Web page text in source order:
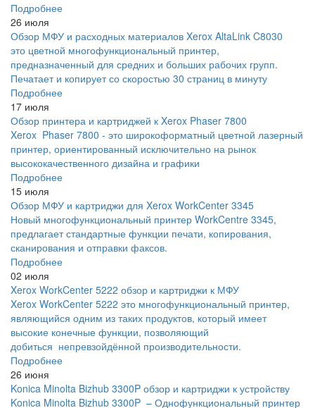
Подробнее
26 июля
Обзор МФУ и расходных материалов Xerox AltaLink C8030
это цветной многофункциональный принтер,
предназначенный для средних и больших рабочих групп.
Печатает и копирует со скоростью 30 страниц в минуту
Подробнее
17 июля
Обзор принтера и картриджей к Xerox Phaser 7800
Xerox Phaser 7800 - это широкоформатный цветной лазерный
принтер, ориентированный исключительно на рынок
высококачественного дизайна и графики
Подробнее
15 июля
Обзор МФУ и картриджи для Xerox WorkCenter 3345
Новый многофункциональный принтер WorkCentre 3345,
предлагает стандартные функции печати, копирования,
сканирования и отправки факсов.
Подробнее
02 июля
Xerox WorkCenter 5222 обзор и картриджи к МФУ
Xerox WorkCenter 5222 это многофункциональный принтер,
являющийся одним из таких продуктов, который имеет
высокие конечные функции, позволяющий
добиться непревзойдённой производительности.
Подробнее
26 июня
Konica Minolta Bizhub 3300P обзор и картриджи к устройству
Konica Minolta Bizhub 3300P – Однофункциональный принтер